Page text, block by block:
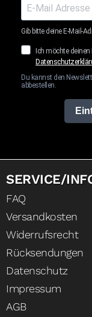
Gib bitte deine E-Mail-
Ich möchte deinen
Du kannst den
abbestellen.
SERVICE/
FAQ
Versandkosten
Widerrufsrecht
Rücksendungen
Datenschutz
Impressum
AGB